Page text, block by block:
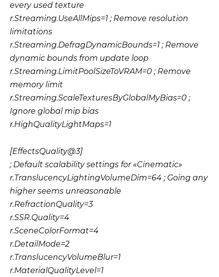
every used texture
r.Streaming.UseAllMips=1 ; Remove resolution
limitations
r.Streaming.DefragDynamicBounds=1 ; Remove
dynamic bounds from update loop
r.Streaming.LimitPoolSizeToVRAM=0 ; Remove
memory limit
r.Streaming.ScaleTexturesByGlobalMyBias=0 ;
Ignore global mip bias
r.HighQualityLightMaps=1
[EffectsQuality@3]
; Default scalability settings for «Cinematic»
r.TranslucencyLightingVolumeDim=64 ; Going any
higher seems unreasonable
r.RefractionQuality=3
r.SSR.Quality=4
r.SceneColorFormat=4
r.DetailMode=2
r.TranslucencyVolumeBlur=1
r.MaterialQualityLevel=1